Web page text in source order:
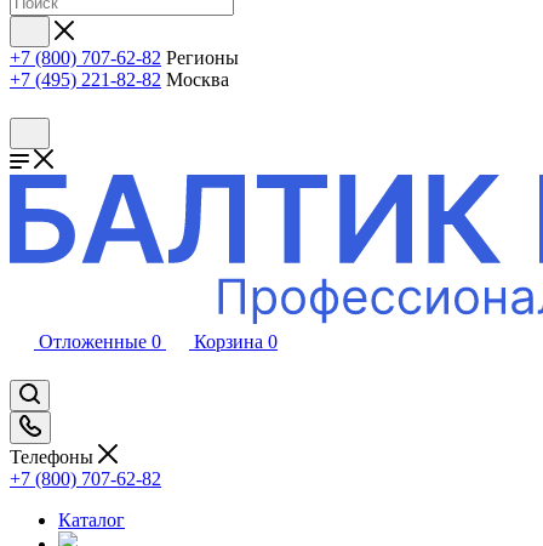
+7 (800) 707-62-82 Регионы
+7 (495) 221-82-82 Москва
Отложенные 0 Корзина 0
Телефоны
+7 (800) 707-62-82
Каталог